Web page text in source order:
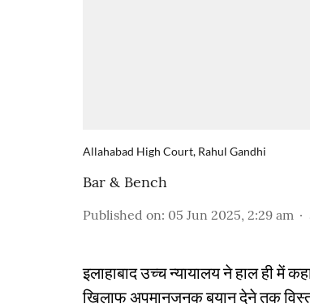
Allahabad High Court, Rahul Gandhi
Bar & Bench
Published on: 05 Jun 2025, 2:29 am
इलाहाबाद उच्च न्यायालय ने हाल ही में
खिलाफ अपमानजनक बयान देने तक